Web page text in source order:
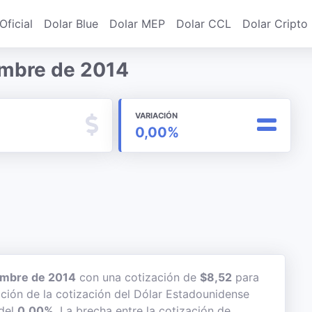
Dolar Blue Dolar MEP Dolar CCL Dolar Cripto
de 2014
VARIACIÓN
0,00%
de 2014 con una cotización de $8,52 para
de la cotización del Dólar Estadounidense